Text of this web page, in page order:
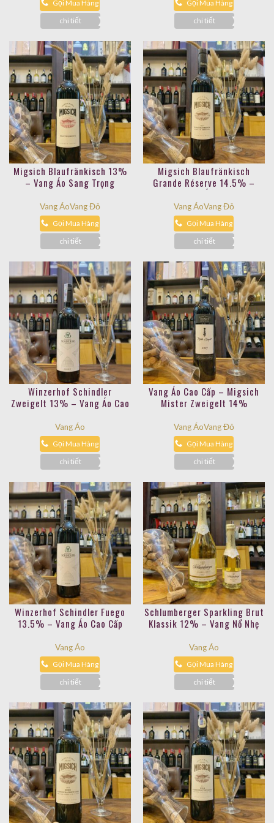
Gọi Mua Hàng
chi tiết
Gọi Mua Hàng
chi tiết
Migsich Blaufränkisch 13%
– Vang Áo Sang Trọng
Vang ÁoVang Đỏ
Gọi Mua Hàng
chi tiết
Migsich Blaufränkisch
Grande Réserve 14.5% –
Rượu Vang Áo Cao Cấp
Vang ÁoVang Đỏ
Gọi Mua Hàng
chi tiết
Winzerhof Schindler
Zweigelt 13% – Vang Áo Cao
Vang Áo
Gọi Mua Hàng
chi tiết
Vang Áo Cao Cấp – Migsich
Mister Zweigelt 14%
Vang ÁoVang Đỏ
Gọi Mua Hàng
chi tiết
Winzerhof Schindler Fuego
13.5% – Vang Áo Cao Cấp
Vang Áo
Gọi Mua Hàng
chi tiết
Schlumberger Sparkling Brut
Klassik 12% – Vang Nổ Nhẹ
Vang Áo
Gọi Mua Hàng
chi tiết